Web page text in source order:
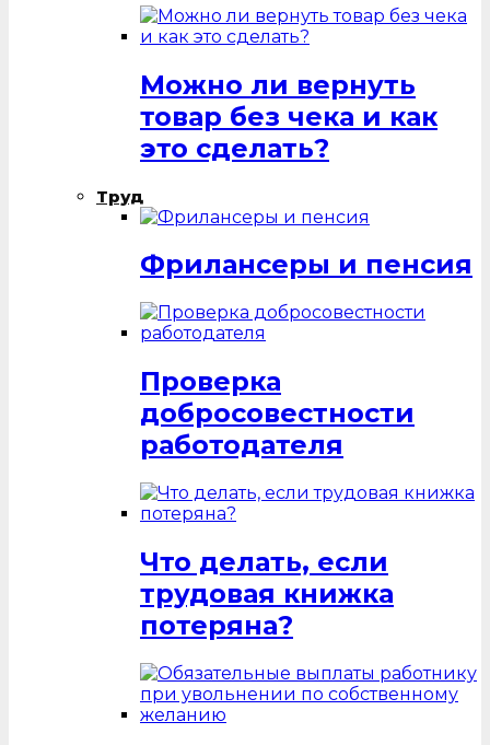
Можно ли вернуть
товар без чека и как
это сделать?
Труд
Фрилансеры и пенсия
Проверка
добросовестности
работодателя
Что делать, если
трудовая книжка
потеряна?